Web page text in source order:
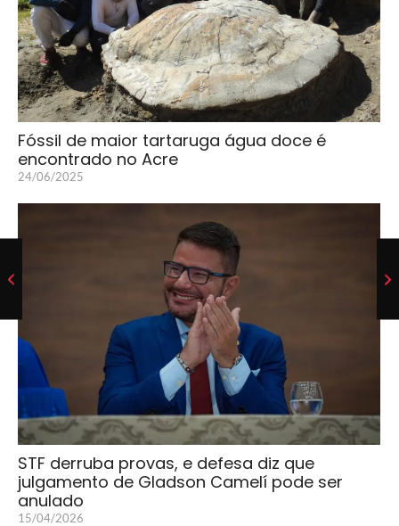
Fóssil de maior tartaruga água doce é
encontrado no Acre
24/06/2025
STF derruba provas, e defesa diz que
julgamento de Gladson Camelí pode ser
anulado
15/04/2026